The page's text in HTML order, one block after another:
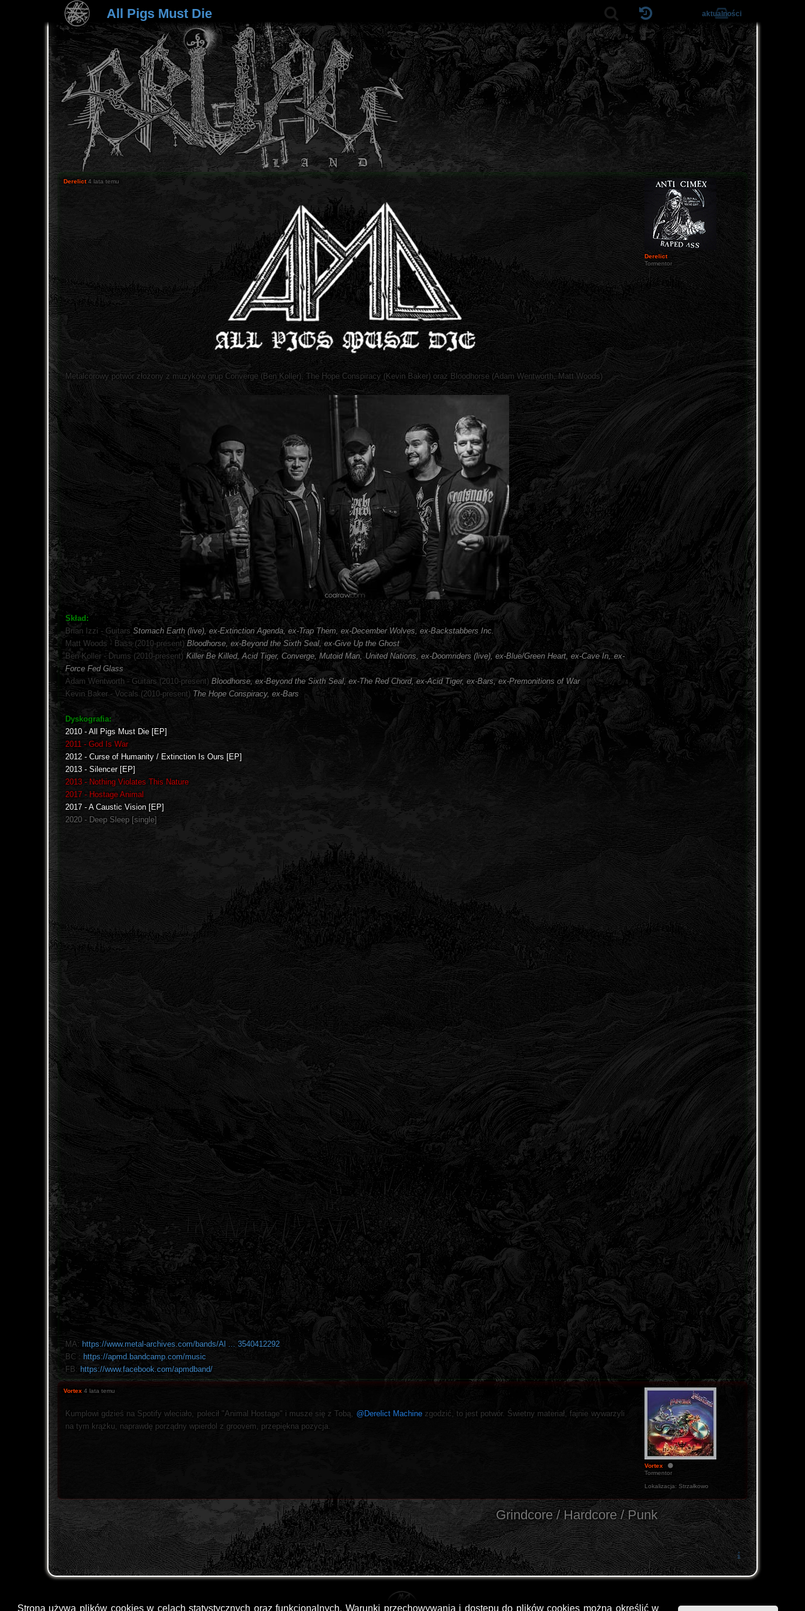
Strona używa plików cookies w celach statystycznych oraz funkcjonalnych. Warunki przechowywania i dostępu do plików cookies można określić w
All Pigs Must Die aktualności
Derelict
Tormentor
Derelict 4 lata temu
Metalcorowy potwór złożony z muzyków grup Converge (Ben Koller), The Hope Conspiracy (Kevin Baker) oraz Bloodhorse (Adam Wentworth, Matt Woods)
Skład:
Brian Izzi - GuitarsStomach Earth (live), ex-Extinction Agenda, ex-Trap Them, ex-December Wolves, ex-Backstabbers Inc.
Matt Woods - Bass (2010-present) Bloodhorse, ex-Beyond the Sixth Seal, ex-Give Up the Ghost
Ben Koller - Drums (2010-present) Killer Be Killed, Acid Tiger, Converge, Mutoid Man, United Nations, ex-Doomriders (live), ex-Blue/Green Heart, ex-Cave In, ex-
Force Fed Glass
Adam Wentworth - Guitars (2010-present) Bloodhorse, ex-Beyond the Sixth Seal, ex-The Red Chord, ex-Acid Tiger, ex-Bars, ex-Premonitions of War
Kevin Baker - Vocals (2010-present) The Hope Conspiracy, ex-Bars
Dyskografia:
2010 - All Pigs Must Die [EP]
2011 - God Is War
2012 - Curse of Humanity / Extinction Is Ours [EP]
2013 - Silencer [EP]
2013 - Nothing Violates This Nature
2017 - Hostage Animal
2017 - A Caustic Vision [EP]
2020 - Deep Sleep [single]
MA: https://www.metal-archives.com/bands/Al ... 3540412292
BC : https://apmd.bandcamp.com/music
FB: https://www.facebook.com/apmdband/
Vortex
Tormentor
Lokalizacja: Strzałkowo
Vortex 4 lata temu
Kumplowi gdzieś na Spotify wleciało, polecił "Animal Hostage" i musze się z Tobą, @Derelict Machinezgodzić, to jest potwór. Świetny materiał, fajnie wywarzyli
na tym krążku, naprawdę porządny wpierdol z groovem, przepiękna pozycja.
Grindcore / Hardcore / Punk